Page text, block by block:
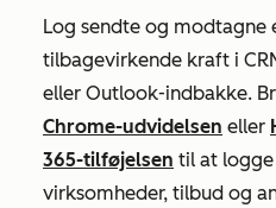
Log sendte og modtagne
tilbagevirkende kraft i
eller Outlook-indbakke.
Chrome-udvidelsen eller
365-tilføjelsen til at
virksomheder, tilbud og